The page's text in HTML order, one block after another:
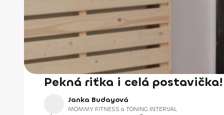
Pekná riťka i celá postavička!
Janka Budayová
MOMMY FITNESS a TONING INTERVAL